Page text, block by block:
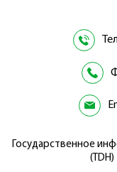
Государственное